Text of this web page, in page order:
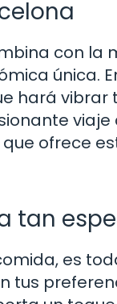
con la
única.
hará vibrar
viaje
ofrece
tan
es
tus